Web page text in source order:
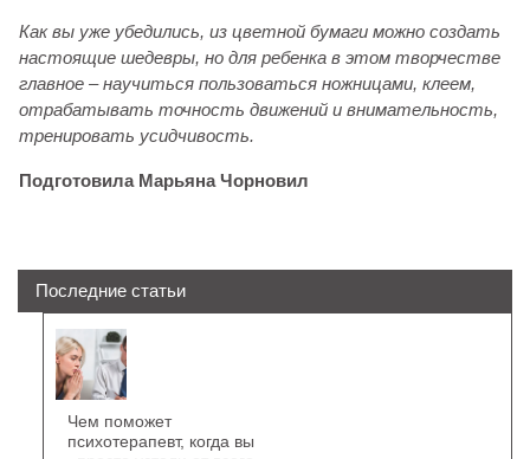
Как вы уже убедились, из цветной бумаги можно создать
настоящие шедевры, но для ребенка в этом творчестве
главное – научиться пользоваться ножницами, клеем,
отрабатывать точность движений и внимательность,
тренировать усидчивость.
Подготовила Марьяна Чорновил
Последние статьи
Чем поможет
психотерапевт, когда вы